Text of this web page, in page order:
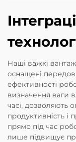
Наші важкі
оснащені
ефективності
визначення ваги
часі, дозволяють
продуктивність і
прямо під час
лише підвищує